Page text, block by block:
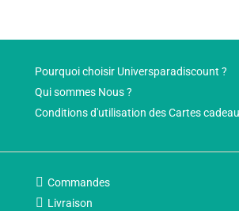
Pourquoi choisir Universparadiscount ?
Qui sommes Nous ?
Conditions d'utilisation des Cartes
Commandes
Livraison